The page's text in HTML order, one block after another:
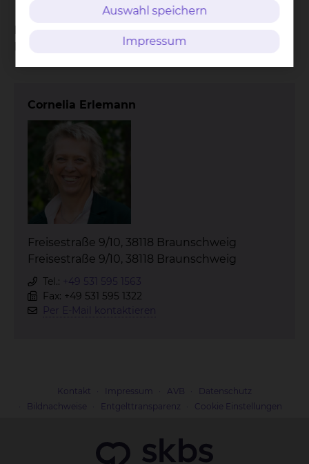
Klinikum wenden Sie sich bitte an:
Cornelia Erlemann
Freisestraße 9/10, 38118 Braunschweig
Freisestraße 9/10, 38118 Braunschweig
Tel.: +49 531 595 1563
Fax: +49 531 595 1322
Per E-Mail kontaktieren
Kontakt Impressum AVB
Datenschutz
Bildnachweise
Entgelttransparenz Cookie Einstellungen
Auswahl speichern
Impressum